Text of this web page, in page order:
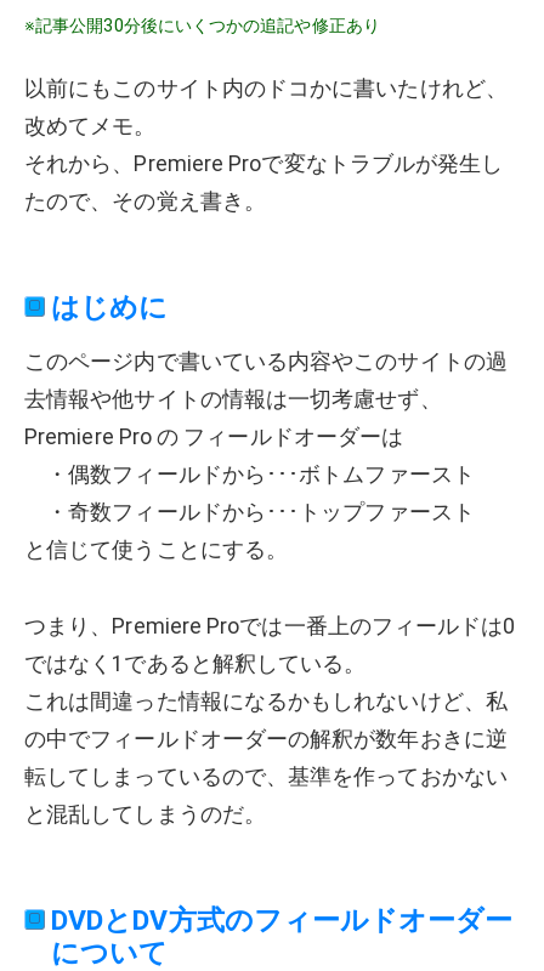
※記事公開30分後にいくつかの追記や修正あり
以前にもこのサイト内のドコかに書いたけれど、
改めてメモ。
それから、Premiere Proで変なトラブルが発生し
たので、その覚え書き。
はじめに
このページ内で書いている内容やこのサイトの過
去情報や他サイトの情報は一切考慮せず、
Premiere Pro の フィールドオーダーは
・偶数フィールドから･･･ボトムファースト
・奇数フィールドから･･･トップファースト
と信じて使うことにする。
つまり、Premiere Proでは一番上のフィールドは0
ではなく1であると解釈している。
これは間違った情報になるかもしれないけど、私
の中でフィールドオーダーの解釈が数年おきに逆
転してしまっているので、基準を作っておかない
と混乱してしまうのだ。
DVDとDV方式のフィールドオーダー
について